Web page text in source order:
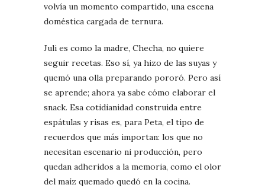
volvía un momento compartido, una escena
doméstica cargada de ternura.
Juli es como la madre, Checha, no quiere
seguir recetas. Eso sí, ya hizo de las suyas y
quemó una olla preparando pororó. Pero así
se aprende; ahora ya sabe cómo elaborar el
snack. Esa cotidianidad construida entre
espátulas y risas es, para Peta, el tipo de
recuerdos que más importan: los que no
necesitan escenario ni producción, pero
quedan adheridos a la memoria, como el olor
del maíz quemado quedó en la cocina.